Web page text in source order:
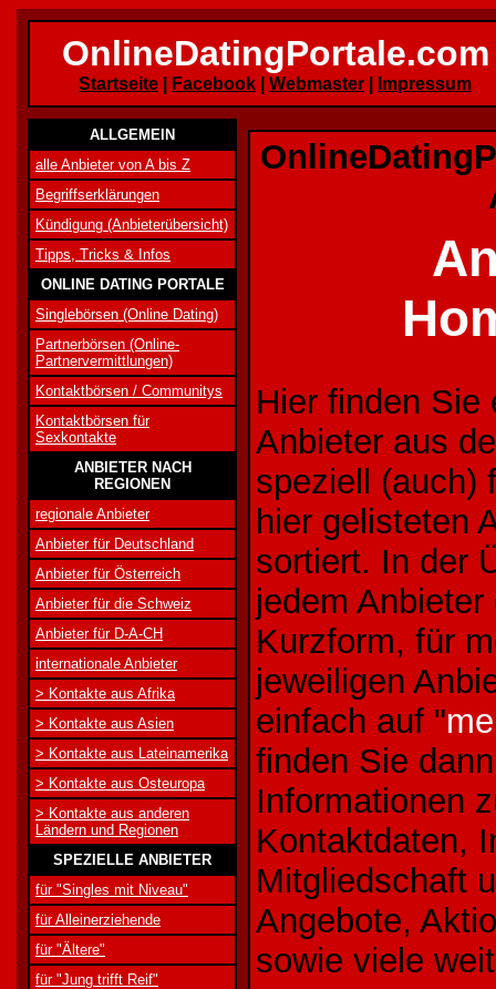
OnlineDatingPortale.com
Startseite Facebook Webmaster Impressum
ALLGEMEIN
alle Anbieter von A bis Z
Begriffserklärungen
Kündigung (Anbieterübersicht)
Tipps, Tricks & Infos
ONLINE DATING PORTALE
Singlebörsen (Online Dating)
Partnerbörsen (Online-
Partnervermittlungen)
Kontaktbörsen / Communitys
Kontaktbörsen für
Sexkontakte
ANBIETER NACH
REGIONEN
regionale Anbieter
Anbieter für Deutschland
Anbieter für Österreich
Anbieter für die Schweiz
Anbieter für D-A-CH
internationale Anbieter
> Kontakte aus Afrika
> Kontakte aus Asien
> Kontakte aus Lateinamerika
> Kontakte aus Osteuropa
> Kontakte aus anderen
Ländern und Regionen
SPEZIELLE ANBIETER
für "Singles mit Niveau"
für Alleinerziehende
für "Ältere"
für "Jung trifft Reif"
Hier finden Sie
Anbieter aus
speziell (auch)
hier gelisteten
sortiert. In der
jedem
Kurzform, für
jeweiligen
einfach auf "
finden Sie
Informationen
Kontaktdaten,
Mitgliedschaft
Angebote,
sowie viele